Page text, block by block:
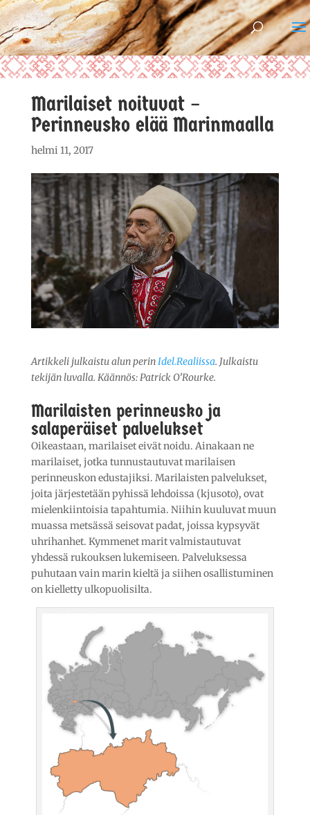
Marilaiset noituvat –
Perinneusko elää Marinmaalla
helmi 11, 2017
Artikkeli julkaistu alun perinIdel.Realiissa. Julkaistu
tekijän luvalla. Käännös: Patrick O’Rourke.
Marilaisten perinneusko ja
salaperäiset palvelukset
Oikeastaan, marilaiset eivät noidu. Ainakaan ne
marilaiset, jotka tunnustautuvat marilaisen
perinneuskon edustajiksi. Marilaisten palvelukset,
joita järjestetään pyhissä lehdoissa (kjusoto), ovat
mielenkiintoisia tapahtumia. Niihin kuuluvat muun
muassa metsässä seisovat padat, joissa kypsyvät
uhrihanhet. Kymmenet marit valmistautuvat
yhdessä rukouksen lukemiseen. Palveluksessa
puhutaan vain marin kieltä ja siihen osallistuminen
on kielletty ulkopuolisilta.